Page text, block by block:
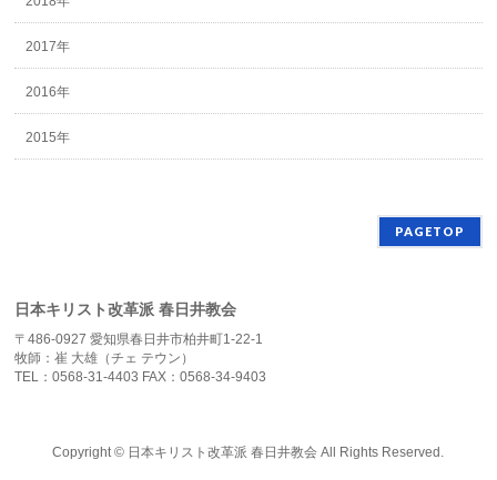
2017年
2016年
2015年
PAGETOP
日本キリスト改革派 春日井教会
〒486-0927 愛知県春日井市柏井町1-22-1
牧師：崔 大雄（チェ テウン）
TEL：0568-31-4403 FAX：0568-34-9403
Copyright © 日本キリスト改革派 春日井教会 All Rights Reserved.